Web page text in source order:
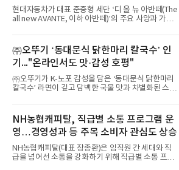
현대자동차가 대표 준중형 세단 ‘디 올 뉴 아반떼(The
all new AVANTE, 이하 아반떼)’의 주요 사양과 가격
떼는 6년 만에 선보이는 8세대 완전변경 모델로, ▲정
교한 선과 면을 중심으로 완성한 파격적인 디자인 ▲
과거 중형 세단 수준으로 확대된 차체 제원 ▲글로벌
최고 수준의 안전성 ▲성능과 효율을 동시에 높인 주
행 완성도 ▲첨단 편의 및 디지털 사양 적용 등을 통해
글로벌 준중형 세단의 새로운 기준을 세웠다.아반떼
는 가솔린 2.0과 1.6 하이브리드 두 가지 파워트레인
넘
㈜오뚜기 ‘동대문식 닭한마리 칼국수’ 인
기..."온라인서도 맛·감성 호평"
㈜오뚜기가 K-노포 감성을 담은 ‘동대문식 닭한마리
칼국수’ 라면이 깊고 담백한 국물 맛과 차별화된 스토
혔다.‘동대문식 닭한마리 칼국수’는 예상을 뛰어넘는
소비자 호응에 힘입어 지난 7월 13일 첫 선을 보인 지
단 18일 만에 누적 판매량 50만 개를 돌파하는 성과를
거두었다.이번 신제품은 개발진이 전국의 닭한마리
전문점을 직접 찾아 다니며 최적의 육수 비율을 완성
했다. 자극적이지 않으면서도 깊은 닭육수에 마늘의
개운한 풍미를 더했으며, 국물이 잘 배어들면서도 쫄
NH농협캐피탈, 직급별 소통 프로그램 운
영…경영성과 등 주목 소비자 관심도 상승
NH농협캐피탈(대표 장종환)은 임직원 간 세대와 직
급을 넘어선 소통을 강화하기 위해 직급별 소통 프로